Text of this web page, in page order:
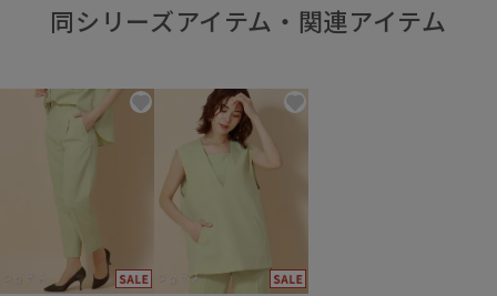
同シリーズアイテム・関連アイテム